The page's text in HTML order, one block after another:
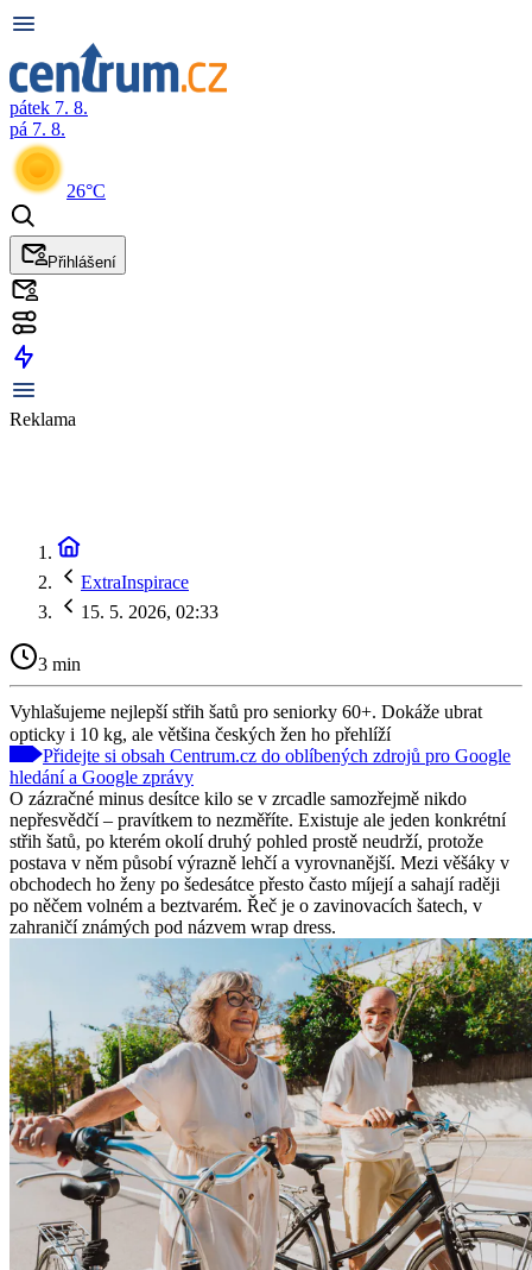
pátek 7. 8.
pá 7. 8.
26°C
Přihlášení
Reklama
ExtraInspirace
15. 5. 2026, 02:33
3 min
Vyhlašujeme nejlepší střih šatů pro seniorky 60+. Dokáže ubrat
opticky i 10 kg, ale většina českých žen ho přehlíží
Přidejte si obsah Centrum.cz do oblíbených zdrojů pro Google
hledání a Google zprávy
O zázračné minus desítce kilo se v zrcadle samozřejmě nikdo
nepřesvědčí – pravítkem to nezměříte. Existuje ale jeden konkrétní
střih šatů, po kterém okolí druhý pohled prostě neudrží, protože
postava v něm působí výrazně lehčí a vyrovnanější. Mezi věšáky v
obchodech ho ženy po šedesátce přesto často míjejí a sahají raději
po něčem volném a beztvarém. Řeč je o zavinovacích šatech, v
zahraničí známých pod názvem wrap dress.